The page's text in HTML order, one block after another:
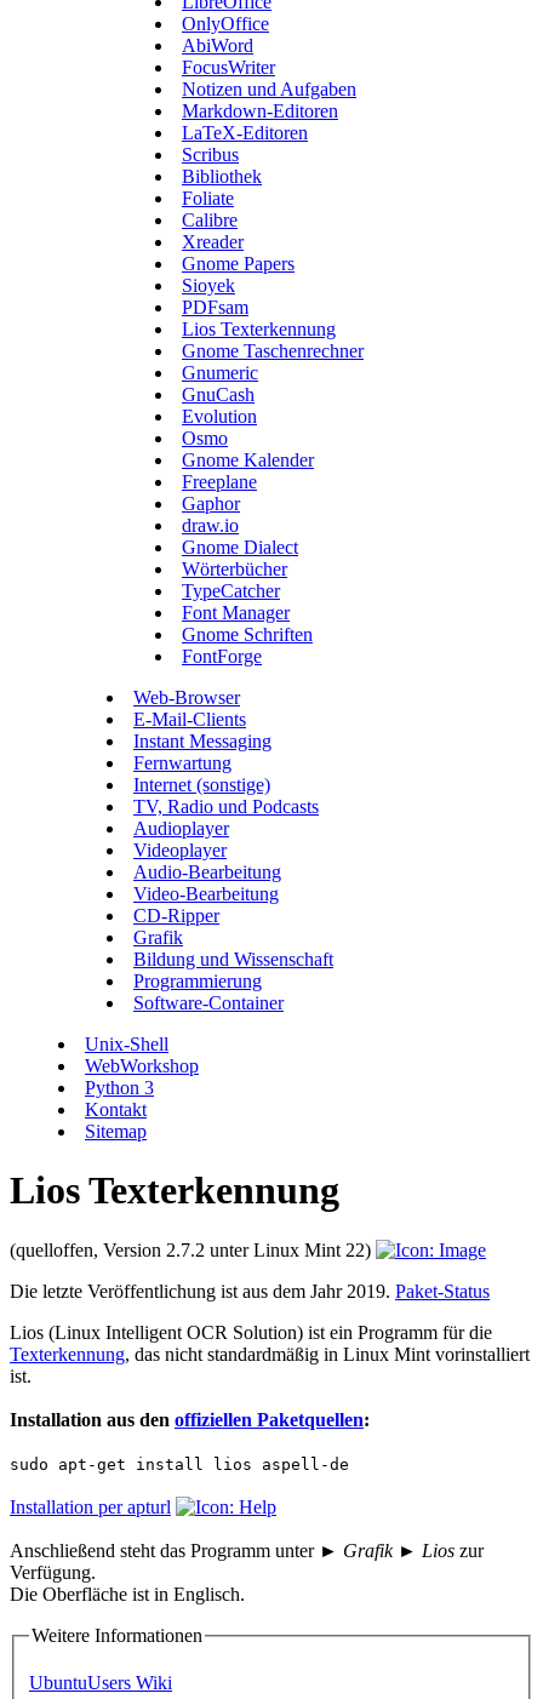
OnlyOffice
AbiWord
FocusWriter
Notizen und Aufgaben
Markdown-Editoren
LaTeX-Editoren
Scribus
Bibliothek
Foliate
Calibre
Xreader
Gnome Papers
Sioyek
PDFsam
Lios Texterkennung
Gnome Taschenrechner
Gnumeric
GnuCash
Evolution
Osmo
Gnome Kalender
Freeplane
Gaphor
draw.io
Gnome Dialect
Wörterbücher
TypeCatcher
Font Manager
Gnome Schriften
FontForge
Web-Browser
E-Mail-Clients
Instant Messaging
Fernwartung
Internet (sonstige)
TV, Radio und Podcasts
Audioplayer
Videoplayer
Audio-Bearbeitung
Video-Bearbeitung
CD-Ripper
Grafik
Bildung und Wissenschaft
Programmierung
Software-Container
Unix-Shell
WebWorkshop
Python 3
Kontakt
Sitemap
Lios Texterkennung
(quelloffen, Version 2.7.2 unter Linux Mint 22)
Die letzte Veröffentlichung ist aus dem Jahr 2019. Paket-Status
Lios (Linux Intelligent OCR Solution) ist ein Programm für die
Texterkennung, das nicht standardmäßig in Linux Mint vorinstalliert
ist.
Installation aus den offiziellen Paketquellen:
sudo apt-get install lios aspell-de
Installation per apturl
Anschließend steht das Programm unter ► Grafik ► Lios zur
Verfügung.
Die Oberfläche ist in Englisch.
Weitere Informationen
UbuntuUsers Wiki